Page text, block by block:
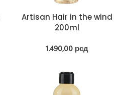
Artisan Hair in the wind
200ml
1.490,00 рсд